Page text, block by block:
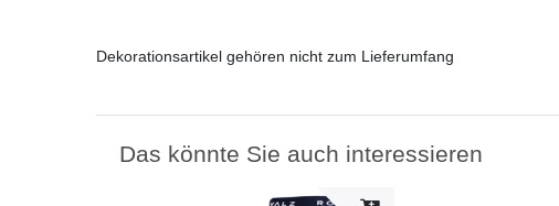
Dekorationsartikel gehören nicht zum Lieferumfang
Das könnte Sie auch interessieren